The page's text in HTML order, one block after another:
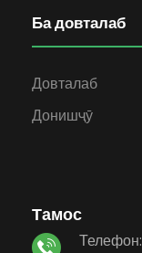
Ба довталаб
Довталаб
Донишҷӯ
Тамос
Телефон: